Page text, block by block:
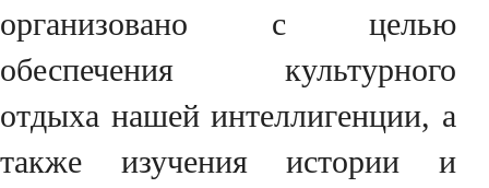
организовано с целью
обеспечения культурного
отдыха нашей интеллигенции, а
также изучения истории и